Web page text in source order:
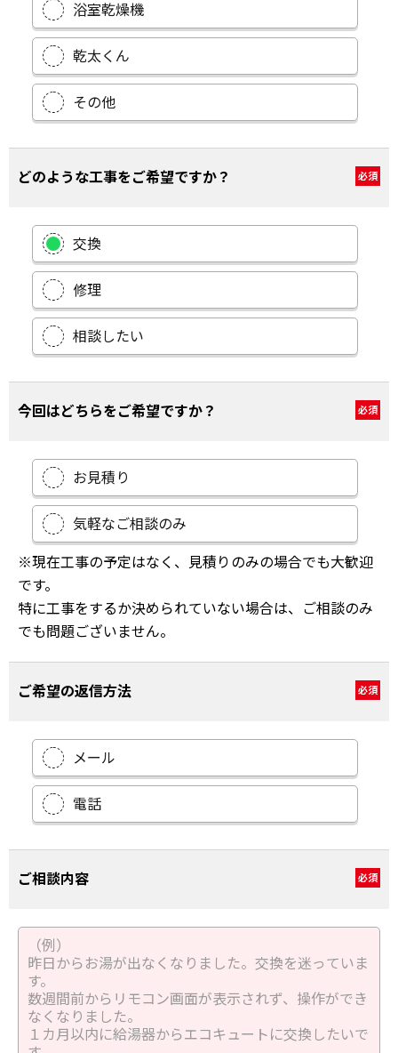
浴室乾燥機
乾太くん
その他
どのような工事をご希望ですか？ 必須
交換
修理
相談したい
今回はどちらをご希望ですか？ 必須
お見積り
気軽なご相談のみ
※現在工事の予定はなく、見積りのみの場合でも大歓迎
です。
特に工事をするか決められていない場合は、ご相談のみ
でも問題ございません。
ご希望の返信方法 必須
メール
電話
ご相談内容 必須